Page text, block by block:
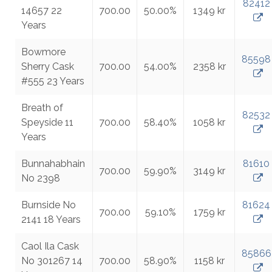
14657 22
Years
700.00 50.00% 1349 kr
82412
Bowmore
Sherry Cask
#555 23 Years
700.00 54.00% 2358 kr
85598
Breath of
Speyside 11
Years
700.00 58.40% 1058 kr
82532
Bunnahabhain
No 2398
700.00 59.90% 3149 kr
81610
Burnside No
2141 18 Years
700.00 59.10% 1759 kr
81624
Caol Ila Cask
No 301267 14
700.00 58.90% 1158 kr
85866